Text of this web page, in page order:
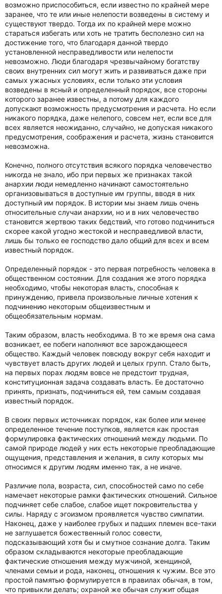
возможно приспособиться, если известно по крайней мере
заранее, что те или иные нелепости возведены в систему и
существуют твердо. Тогда их по крайней мере можно
стараться избегать или хоть не тратить бесполезно сил на
достижение того, что благодаря данной твердо
установленной несправедливости или нелепости
невозможно. Люди благодаря чрезвычайному богатству
своих внутренних сил могут жить и развиваться даже при
самых ужасных условиях, если только эти условия
возведены в ясный и определенный порядок, все стороны
которого заранее известны, а потому для каждого
допускают возможность предусмотрения и расчета. Но если
никакого порядка, даже нелепого, совсем нет, если все для
всех является неожиданно, случайно, не допуская никакого
предусмотрения, соображения и расчета, жизнь становится
невозможна.
Конечно, полного отсутствия всякого порядка человечество
никогда не знало, ибо при первых же признаках такой
анархии люди немедленно начинают самостоятельно
организовываться в доступные им группы, вводя в них
доступный им порядок. В истории мы знаем лишь очень
относительные случаи анархии, но и в них человечество
становится жертвою таких бедствий, что готово подчиниться
скорее какой угодно жестокой и несправедливой власти,
лишь бы только ее господство дало общий для всех и всем
известный порядок.
Определенный порядок - это первая потребность человека в
общественном состоянии. Для создания же этого порядка
необходимо, чтобы некоторая власть, способная к
принуждению, привела произвольные личные хотения к
подчинению некоторым общеизвестным и
общеобязательным нормам.
Таким образом, власть необходима. В то же время она сама
возникает, ее побеги наполняют все зарождающееся
общество. Каждый человек повсюду вокруг себя находит и
чувствует власть других людей и целых групп. Стало быть,
на первых порах людям вовсе не предстоит трудная,
конституционная задача создавать власть. Ее достаточно
принять, признать, подчиниться ей, тем самым создавая
известный порядок.
В своих первых источниках порядок, как более или менее
определенное течение поступков, является как простая
формулировка фактических отношений между людьми. По
самой природе людей у них есть некоторые преобладающие
ощущения, представления и желания, в силу которых мы
относимся к другим людям именно так, а не иначе.
Различие пола, возраста, сил, способностей само по себе
намечает некоторые рамки фактических отношений. Сильное
подчиняет себе слабое, слабое ищет покровительства у
силы. Наряду с эгоизмом проявляется чувство симпатии.
Наконец, даже у наиболее грубых и падших племен все-таки
не заглушается божественный голос совести,
подсказывающий хотя бы и смутное сознание долга. Таким
образом складываются некоторые преобладающие
фактические отношения между мужчиной, женщиной,
членами семьи и рода, наконец, отношения к чужим. Все это
простой памятью формулируется в правилах обычая, в том,
что привыкли делать; охраной же обычая служит общая